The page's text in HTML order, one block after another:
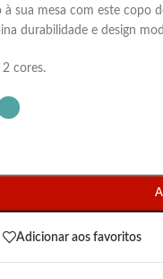
à sua mesa com este copo
durabilidade e design
cores.
Adicionar aos favoritos